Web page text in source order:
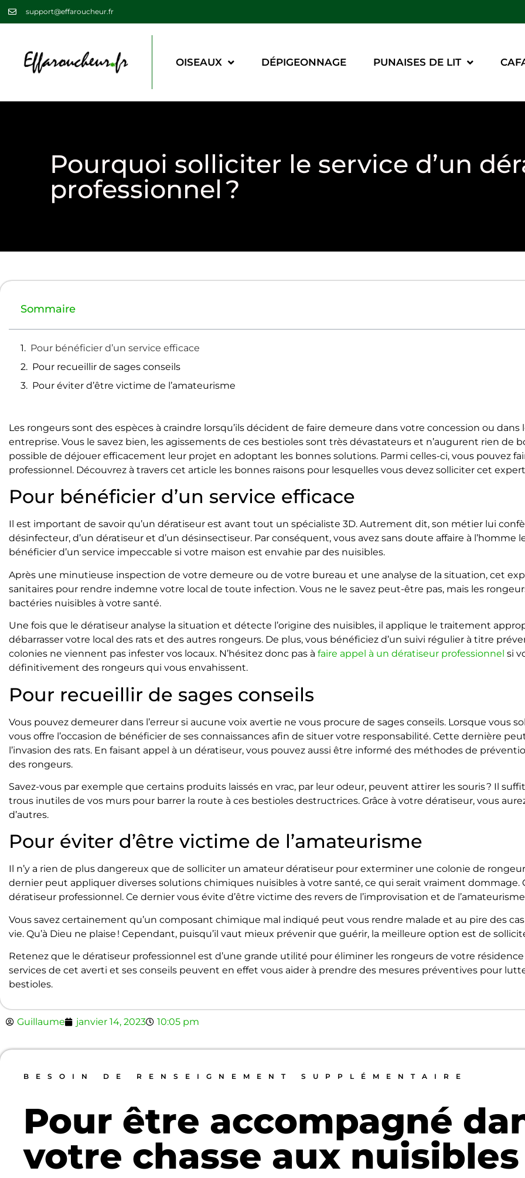
support@effaroucheur.fr
OISEAUX DÉPIGEONNAGE PUNAISES DE LIT
Pourquoi solliciter le service d’un
professionnel ?
Sommaire
Pour bénéficier d’un service efficace
Pour recueillir de sages conseils
Pour éviter d’être victime de l’amateurisme
Les rongeurs sont des espèces à craindre lorsqu’ils décident de faire demeure dans votre concession ou dans
entreprise. Vous le savez bien, les agissements de ces bestioles sont très dévastateurs et n’augurent rien de
possible de déjouer efficacement leur projet en adoptant les bonnes solutions. Parmi celles-ci, vous pouvez
professionnel. Découvrez à travers cet article les bonnes raisons pour lesquelles vous devez solliciter cet
Pour bénéficier d’un service efficace
Il est important de savoir qu’un dératiseur est avant tout un spécialiste 3D. Autrement dit, son métier lui
désinfecteur, d’un dératiseur et d’un désinsectiseur. Par conséquent, vous avez sans doute affaire à l’homme
bénéficier d’un service impeccable si votre maison est envahie par des nuisibles.
Après une minutieuse inspection de votre demeure ou de votre bureau et une analyse de la situation, cet
sanitaires pour rendre indemne votre local de toute infection. Vous ne le savez peut-être pas, mais les
bactéries nuisibles à votre santé.
Une fois que le dératiseur analyse la situation et détecte l’origine des nuisibles, il applique le traitement
débarrasser votre local des rats et des autres rongeurs. De plus, vous bénéficiez d’un suivi régulier à titre
colonies ne viennent pas infester vos locaux. N’hésitez donc pas à faire appel à un dératiseur professionnel si
définitivement des rongeurs qui vous envahissent.
Pour recueillir de sages conseils
Vous pouvez demeurer dans l’erreur si aucune voix avertie ne vous procure de sages conseils. Lorsque vous
vous offre l’occasion de bénéficier de ses connaissances afin de situer votre responsabilité. Cette dernière
l’invasion des rats. En faisant appel à un dératiseur, vous pouvez aussi être informé des méthodes de
des rongeurs.
Savez-vous par exemple que certains produits laissés en vrac, par leur odeur, peuvent attirer les souris ? Il
trous inutiles de vos murs pour barrer la route à ces bestioles destructrices. Grâce à votre dératiseur, vous
d’autres.
Pour éviter d’être victime de l’amateurisme
Il n’y a rien de plus dangereux que de solliciter un amateur dératiseur pour exterminer une colonie de
dernier peut appliquer diverses solutions chimiques nuisibles à votre santé, ce qui serait vraiment dommage.
dératiseur professionnel. Ce dernier vous évite d’être victime des revers de l’improvisation et de
Vous savez certainement qu’un composant chimique mal indiqué peut vous rendre malade et au pire des
vie. Qu’à Dieu ne plaise ! Cependant, puisqu’il vaut mieux prévenir que guérir, la meilleure option est de
Retenez que le dératiseur professionnel est d’une grande utilité pour éliminer les rongeurs de votre résidence
services de cet averti et ses conseils peuvent en effet vous aider à prendre des mesures préventives pour
bestioles.
Guillaume janvier 14, 2023 10:05 pm
BESOIN DE RENSEIGNEMENT SUPPLÉMENTAIRE
Pour être accompagné
votre chasse aux nuisibles